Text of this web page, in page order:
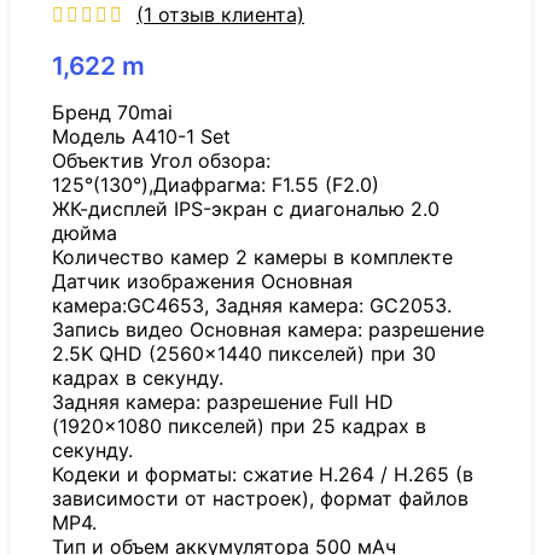
(1 отзыв клиента)
1,622 m
Бренд 70mai
Модель A410-1 Set
Объектив Угол обзора:
125°(130°),Диафрагма: F1.55 (F2.0)
ЖК-дисплей IPS-экран с диагональю 2.0
дюйма
Количество камер 2 камеры в комплекте
Датчик изображения Основная
камера:GC4653, Задняя камера: GC2053.
Запись видео Основная камера: разрешение
2.5K QHD (2560×1440 пикселей) при 30
кадрах в секунду.
Задняя камера: разрешение Full HD
(1920×1080 пикселей) при 25 кадрах в
секунду.
Кодеки и форматы: сжатие H.264 / H.265 (в
зависимости от настроек), формат файлов
MP4.
Тип и объем аккумулятора 500 мАч